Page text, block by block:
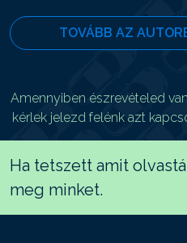
TOVÁBB AZ
Amennyiben észrevételed
kérlek jelezd felénk azt
Ha tetszett amit
meg minket.